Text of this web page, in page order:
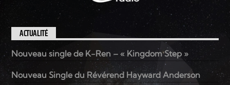
ACTUALITÉ
Nouveau single de K-Ren – « Kingdom Step »
Nouveau Single du Révérend Hayward Anderson